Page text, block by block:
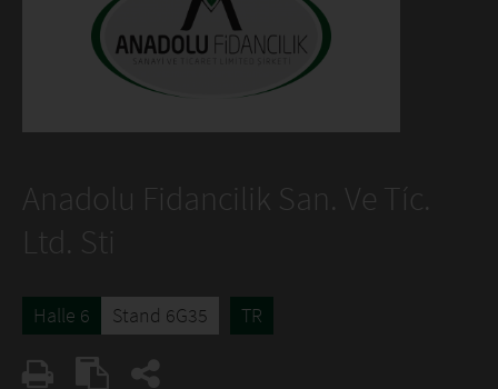
Anadolu Fidancilik San. Ve Tíc.
Ltd. Sti
Halle 6 Stand 6G35 TR